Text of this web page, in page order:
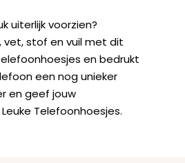
uiterlijk voorzien?
vet, stof en vuil met dit
en bedrukt
een nog unieker
en geef jouw
Telefoonhoesjes.